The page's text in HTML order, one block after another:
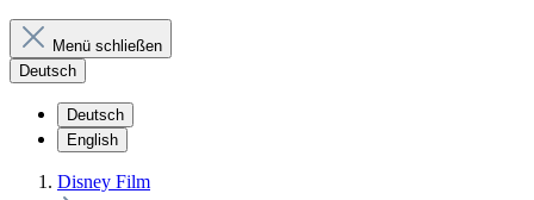
Menü schließen
Deutsch
Deutsch
English
Disney Film